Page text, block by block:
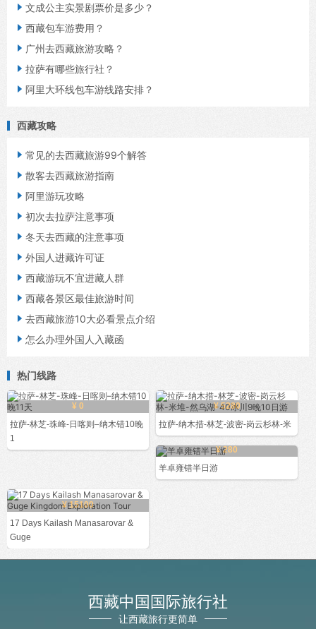
 文成公主实景剧票价是多少？
 西藏包车游费用？
 广州去西藏旅游攻略？
 拉萨有哪些旅行社？
 阿里大环线包车游线路安排？
西藏攻略
 常见的去西藏旅游99个解答
 散客去西藏旅游指南
 阿里游玩攻略
 初次去拉萨注意事项
 冬天去西藏的注意事项
 外国人进藏许可证
 西藏游玩不宜进藏人群
 西藏各景区最佳旅游时间
 去西藏旅游10大必看景点介绍
 怎么办理外国人入藏函
热门线路
¥ 0
拉萨-林芝-珠峰-日喀则–纳木错10晚
1
¥ 5280
拉萨-纳木措-林芝-波密-岗云杉林-米
¥ 280
羊卓雍错半日游
¥ 15100
17 Days Kailash Manasarovar &
Guge
西藏中国国际旅行社
让西藏旅行更简单